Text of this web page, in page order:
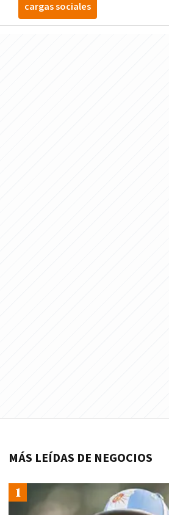
cargas sociales
MÁS LEÍDAS DE NEGOCIOS